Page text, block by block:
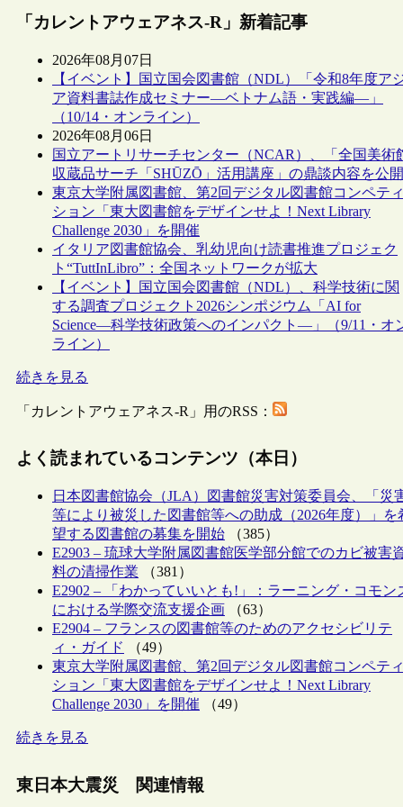
「カレントアウェアネス-R」新着記事
2026年08月07日
【イベント】国立国会図書館（NDL）「令和8年度ア
ア資料書誌作成セミナー―ベトナム語・実践編―」
（10/14・オンライン）
2026年08月06日
国立アートリサーチセンター（NCAR）、「全国美術
収蔵品サーチ「SHŪZŌ」活用講座」の鼎談内容を公開
東京大学附属図書館、第2回デジタル図書館コンペティ
ション「東大図書館をデザインせよ！Next Library
Challenge 2030」を開催
イタリア図書館協会、乳幼児向け読書推進プロジェク
ト“TuttInLibro”：全国ネットワークが拡大
【イベント】国立国会図書館（NDL）、科学技術に関
する調査プロジェクト2026シンポジウム「AI for
Science―科学技術政策へのインパクト―」（9/11・オ
ライン）
続きを見る
「カレントアウェアネス-R」用のRSS：
よく読まれているコンテンツ（本日）
日本図書館協会（JLA）図書館災害対策委員会、「災
等により被災した図書館等への助成（2026年度）」を
望する図書館の募集を開始 （385）
E2903 – 琉球大学附属図書館医学部分館でのカビ被害
料の清掃作業 （381）
E2902 – 「わかっていいとも!」：ラーニング・コモン
における学際交流支援企画 （63）
E2904 – フランスの図書館等のためのアクセシビリテ
ィ・ガイド
（49）
東京大学附属図書館、第2回デジタル図書館コンペティ
ション「東大図書館をデザインせよ！Next Library
Challenge 2030」を開催 （49）
続きを見る
東日本大震災 関連情報